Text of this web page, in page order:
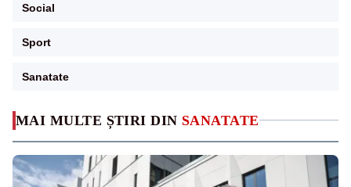
MAI MULTE ȘTIRI DIN SANATATE
Social
Sport
Sanatate